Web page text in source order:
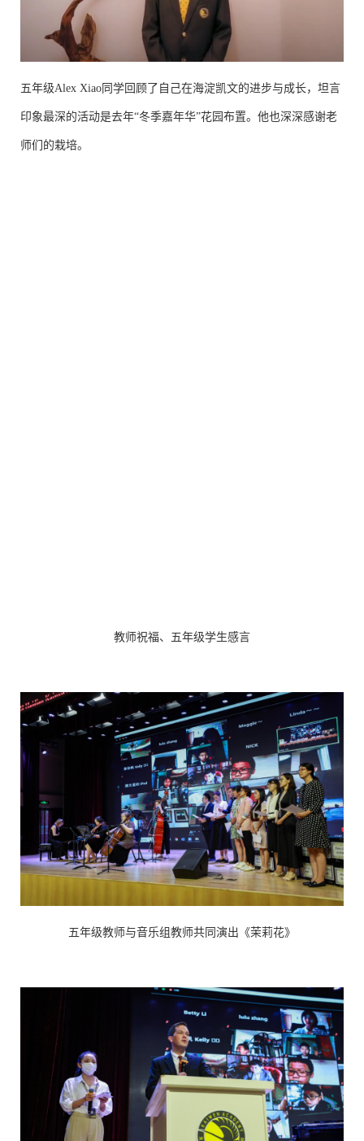
五年级Alex Xiao同学回顾了自己在海淀凯文的进步与成长，坦言
印象最深的活动是去年“冬季嘉年华”花园布置。他也深深感谢老
师们的栽培。
教师祝福、五年级学生感言
五年级教师与音乐组教师共同演出《茉莉花》